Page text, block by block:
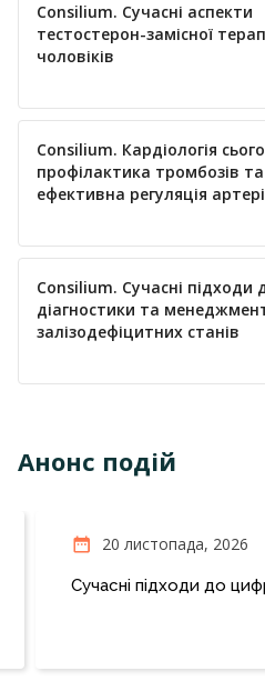
Consilium. Сучасні аспекти
тестостерон-замісної
чоловіків
Consilium. Кардіологія
профілактика тромбозів та
ефективна регуляція
Consilium. Сучасні підходи
діагностики та
залізодефіцитних станів
Анонс подій
20 листопада, 2026
Сучасні підходи до